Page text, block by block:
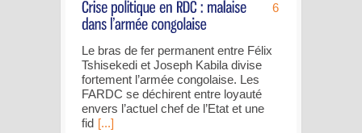
6
Le bras de fer permanent entre Félix
Tshisekedi et Joseph Kabila divise
fortement l’armée congolaise. Les
FARDC se déchirent entre loyauté
envers l’actuel chef de l’Etat et une
fid [...]